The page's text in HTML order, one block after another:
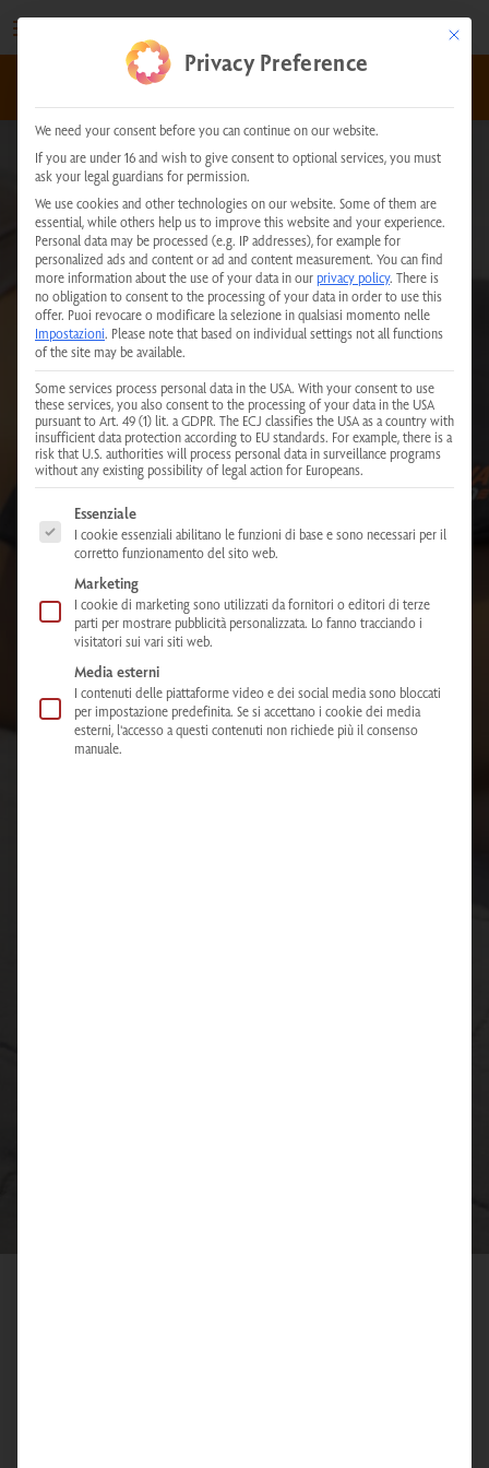
contenuto
kundenservice@physiotherm.com
This
Privacy Preference
We need your consent before you can continue on our website.
If you are under 16 and wish to give consent to optional services, you must
ask your legal guardians for permission.
We use cookies and other technologies on our website. Some of them are
essential, while others help us to improve this website and your experience.
Personal data may be processed (e.g. IP addresses), for example for
personalized ads and content or ad and content measurement. You can find
more information about the use of your data in ourprivacy policy. There is
no obligation to consent to the processing of your data in order to use this
offer. Puoi revocare o modificare la selezione in qualsiasi momento nelle
Impostazioni. Please note that based on individual settings not all functions
of the site may be available.
Some services process personal data in the USA. With your consent to use
these services, you also consent to the processing of your data in the USA
pursuant to Art. 49 (1) lit. a GDPR. The ECJ classifies the USA as a country with
insufficient data protection according to EU standards. For example, there is a
risk that U.S. authorities will process personal data in surveillance programs
without any existing possibility of legal action for Europeans.
The following is a list of service groups for which consent can be given.
Essenziale
I cookie essenziali abilitano le funzioni di base e sono necessari per il
corretto funzionamento del sito web.
Marketing
I cookie di marketing sono utilizzati da fornitori o editori di terze
parti per mostrare pubblicità personalizzata. Lo fanno tracciando i
visitatori sui vari siti web.
Media esterni
I contenuti delle piattaforme video e dei social media sono bloccati
per impostazione predefinita. Se si accettano i cookie dei media
esterni, l'accesso a questi contenuti non richiede più il consenso
manuale.